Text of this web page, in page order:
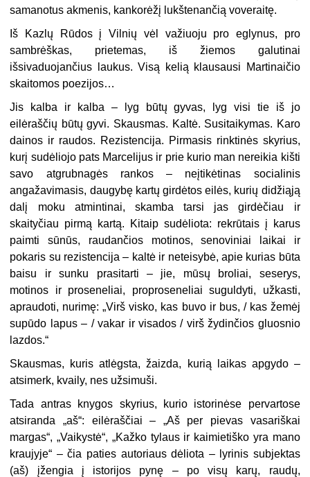
samanotus akmenis, kankorėžį lukštenančią voveraitę.
Iš Kazlų Rūdos į Vilnių vėl važiuoju pro eglynus, pro
sambrėškas, prietemas, iš žiemos galutinai
išsivaduojančius laukus. Visą kelią klausausi Martinaičio
skaitomos poezijos…
Jis kalba ir kalba – lyg būtų gyvas, lyg visi tie iš jo
eilėraščių būtų gyvi. Skausmas. Kaltė. Susitaikymas. Karo
dainos ir raudos. Rezistencija. Pirmasis rinktinės skyrius,
kurį sudėliojo pats Marcelijus ir prie kurio man nereikia kišti
savo atgrubnagės rankos – neįtikėtinas socialinis
angažavimasis, daugybę kartų girdėtos eilės, kurių didžiąją
dalį moku atmintinai, skamba tarsi jas girdėčiau ir
skaityčiau pirmą kartą. Kitaip sudėliota: rekrūtais į karus
paimti sūnūs, raudančios motinos, senoviniai laikai ir
pokaris su rezistencija – kaltė ir neteisybė, apie kurias būta
baisu ir sunku prasitarti – jie, mūsų broliai, seserys,
motinos ir proseneliai, proproseneliai suguldyti, užkasti,
apraudoti, nurimę: „Virš visko, kas buvo ir bus, / kas žemėj
supūdo lapus – / vakar ir visados / virš žydinčios gluosnio
lazdos.“
Skausmas, kuris atlėgsta, žaizda, kurią laikas apgydo –
atsimerk, kvaily, nes užsimuši.
Tada antras knygos skyrius, kurio istorinėse pervartose
atsiranda „aš“: eilėraščiai – „Aš per pievas vasariškai
margas“, „Vaikystė“, „Kažko tylaus ir kaimietiško yra mano
kraujyje“ – čia paties autoriaus dėliota – lyrinis subjektas
(aš) įžengia į istorijos pynę – po visų karų, raudų,